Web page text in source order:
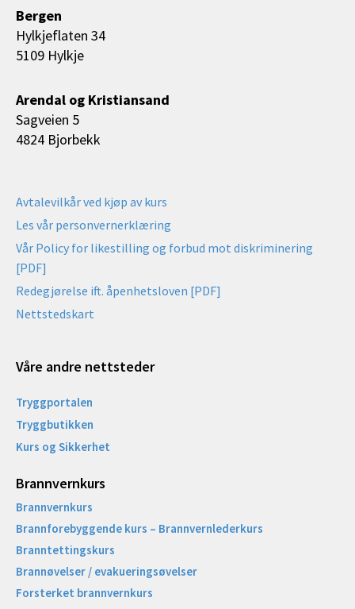
Bergen
Hylkjeflaten 34
5109 Hylkje
Arendal og Kristiansand
Sagveien 5
4824 Bjorbekk
Avtalevilkår ved kjøp av kurs
Les vår personvernerklæring
Vår Policy for likestilling og forbud mot diskriminering
[PDF]
Redegjørelse ift. åpenhetsloven [PDF]
Nettstedskart
Våre andre nettsteder
Tryggportalen
Tryggbutikken
Kurs og Sikkerhet
Brannvernkurs
Brannvernkurs
Brannforebyggende kurs – Brannvernlederkurs
Branntettingskurs
Brannøvelser / evakueringsøvelser
Forsterket brannvernkurs